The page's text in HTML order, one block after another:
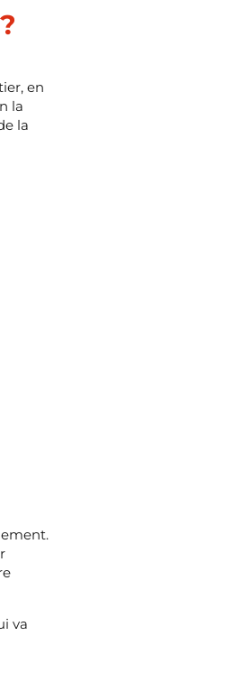
en
la
la
va